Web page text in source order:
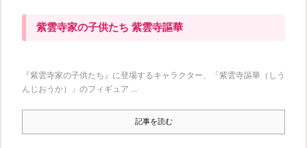
紫雲寺家の子供たち 紫雲寺謳華
『紫雲寺家の子供たち』に登場するキャラクター、「紫雲寺謳華（しう
んじおうか）」のフィギュア ...
記事を読む